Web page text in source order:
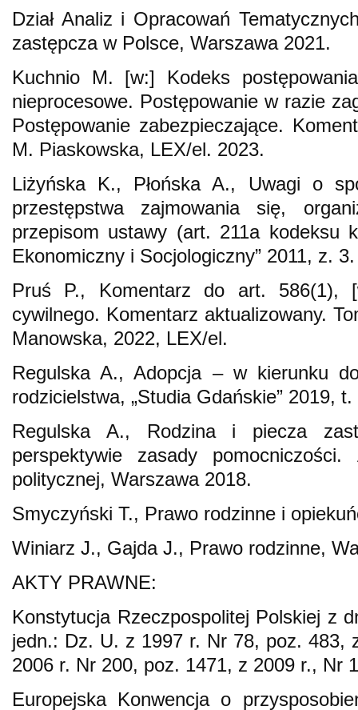
Dział Analiz i Opracowań
zastępcza w Polsce, Warszawa 2021.
Kuchnio M. [w:] Kodeks
nieprocesowe. Postępowanie w razie
Postępowanie zabezpieczające.
M. Piaskowska, LEX/el. 2023.
Liżyńska K., Płońska A., Uwagi o
przestępstwa zajmowania się,
przepisom ustawy (art. 211a kodeksu
Ekonomiczny i Socjologiczny” 2011, z. 3.
Pruś P., Komentarz do art. 586(1),
cywilnego. Komentarz aktualizowany.
Manowska, 2022, LEX/el.
Regulska A., Adopcja – w kierunku
rodzicielstwa, „Studia Gdańskie” 2019, t.
Regulska A., Rodzina i piecza
perspektywie zasady
politycznej, Warszawa 2018.
Smyczyński T., Prawo rodzinne i
Winiarz J., Gajda J., Prawo rodzinne,
AKTY PRAWNE:
Konstytucja Rzeczpospolitej Polskiej z
jedn.: Dz. U. z 1997 r. Nr 78, poz. 483,
2006 r. Nr 200, poz. 1471, z 2009 r., Nr
Europejska Konwencja o